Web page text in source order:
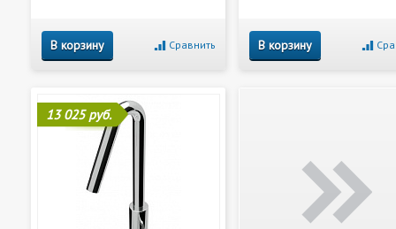
В корзину Сравнить В корзину
13 025 руб.